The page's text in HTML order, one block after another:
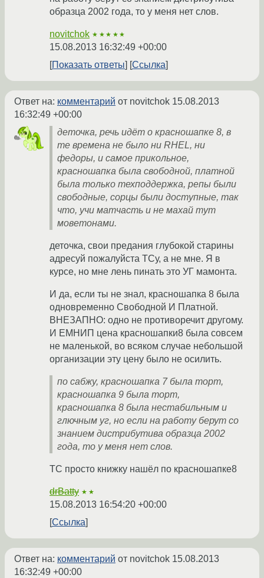
образца 2002 года, то у меня нет слов.
novitchok ★★★★★
15.08.2013 16:32:49 +00:00
Показать ответы
Ссылка
Ответ на: комментарий от novitchok 15.08.2013
16:32:49 +00:00
деточка, речь идёт о красношапке 8, в
те времена не было ни RHEL, ни
федоры, и самое прикольное,
красношапка была свободной, платной
была только техподдержка, репы были
свободные, сорцы были доступные, так
что, учи матчасть и не махай тут
моветонами.
деточка, свои предания глубокой старины
адресуй пожалуйста ТСу, а не мне. Я в
курсе, но мне лень пинать это УГ мамонта.
И да, если ты не знал, красношапка 8 была
одновременно Свободной И Платной.
ВНЕЗАПНО: одно не противоречит другому.
И ЕМНИП цена красношапки8 была совсем
не маленькой, во всяком случае небольшой
организации эту цену было не осилить.
по сабжу, красношапка 7 была торт,
красношапка 9 была торт,
красношапка 8 была нестабильным и
глючным уг, но если на работу берут со
знанием дистрибутива образца 2002
года, то у меня нет слов.
ТС просто книжку нашёл по красношапке8
drBatty ★★
15.08.2013 16:54:20 +00:00
Ссылка
Ответ на: комментарий от novitchok 15.08.2013
16:32:49 +00:00